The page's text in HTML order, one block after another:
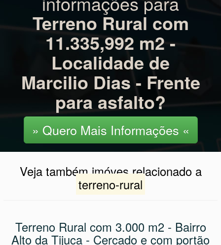
Precisa de mais
informações para
Terreno Rural com
11.335,992 m2 -
Localidade de
Marcilio Dias - Frente
para asfalto?
Veja também imóves relacionado a